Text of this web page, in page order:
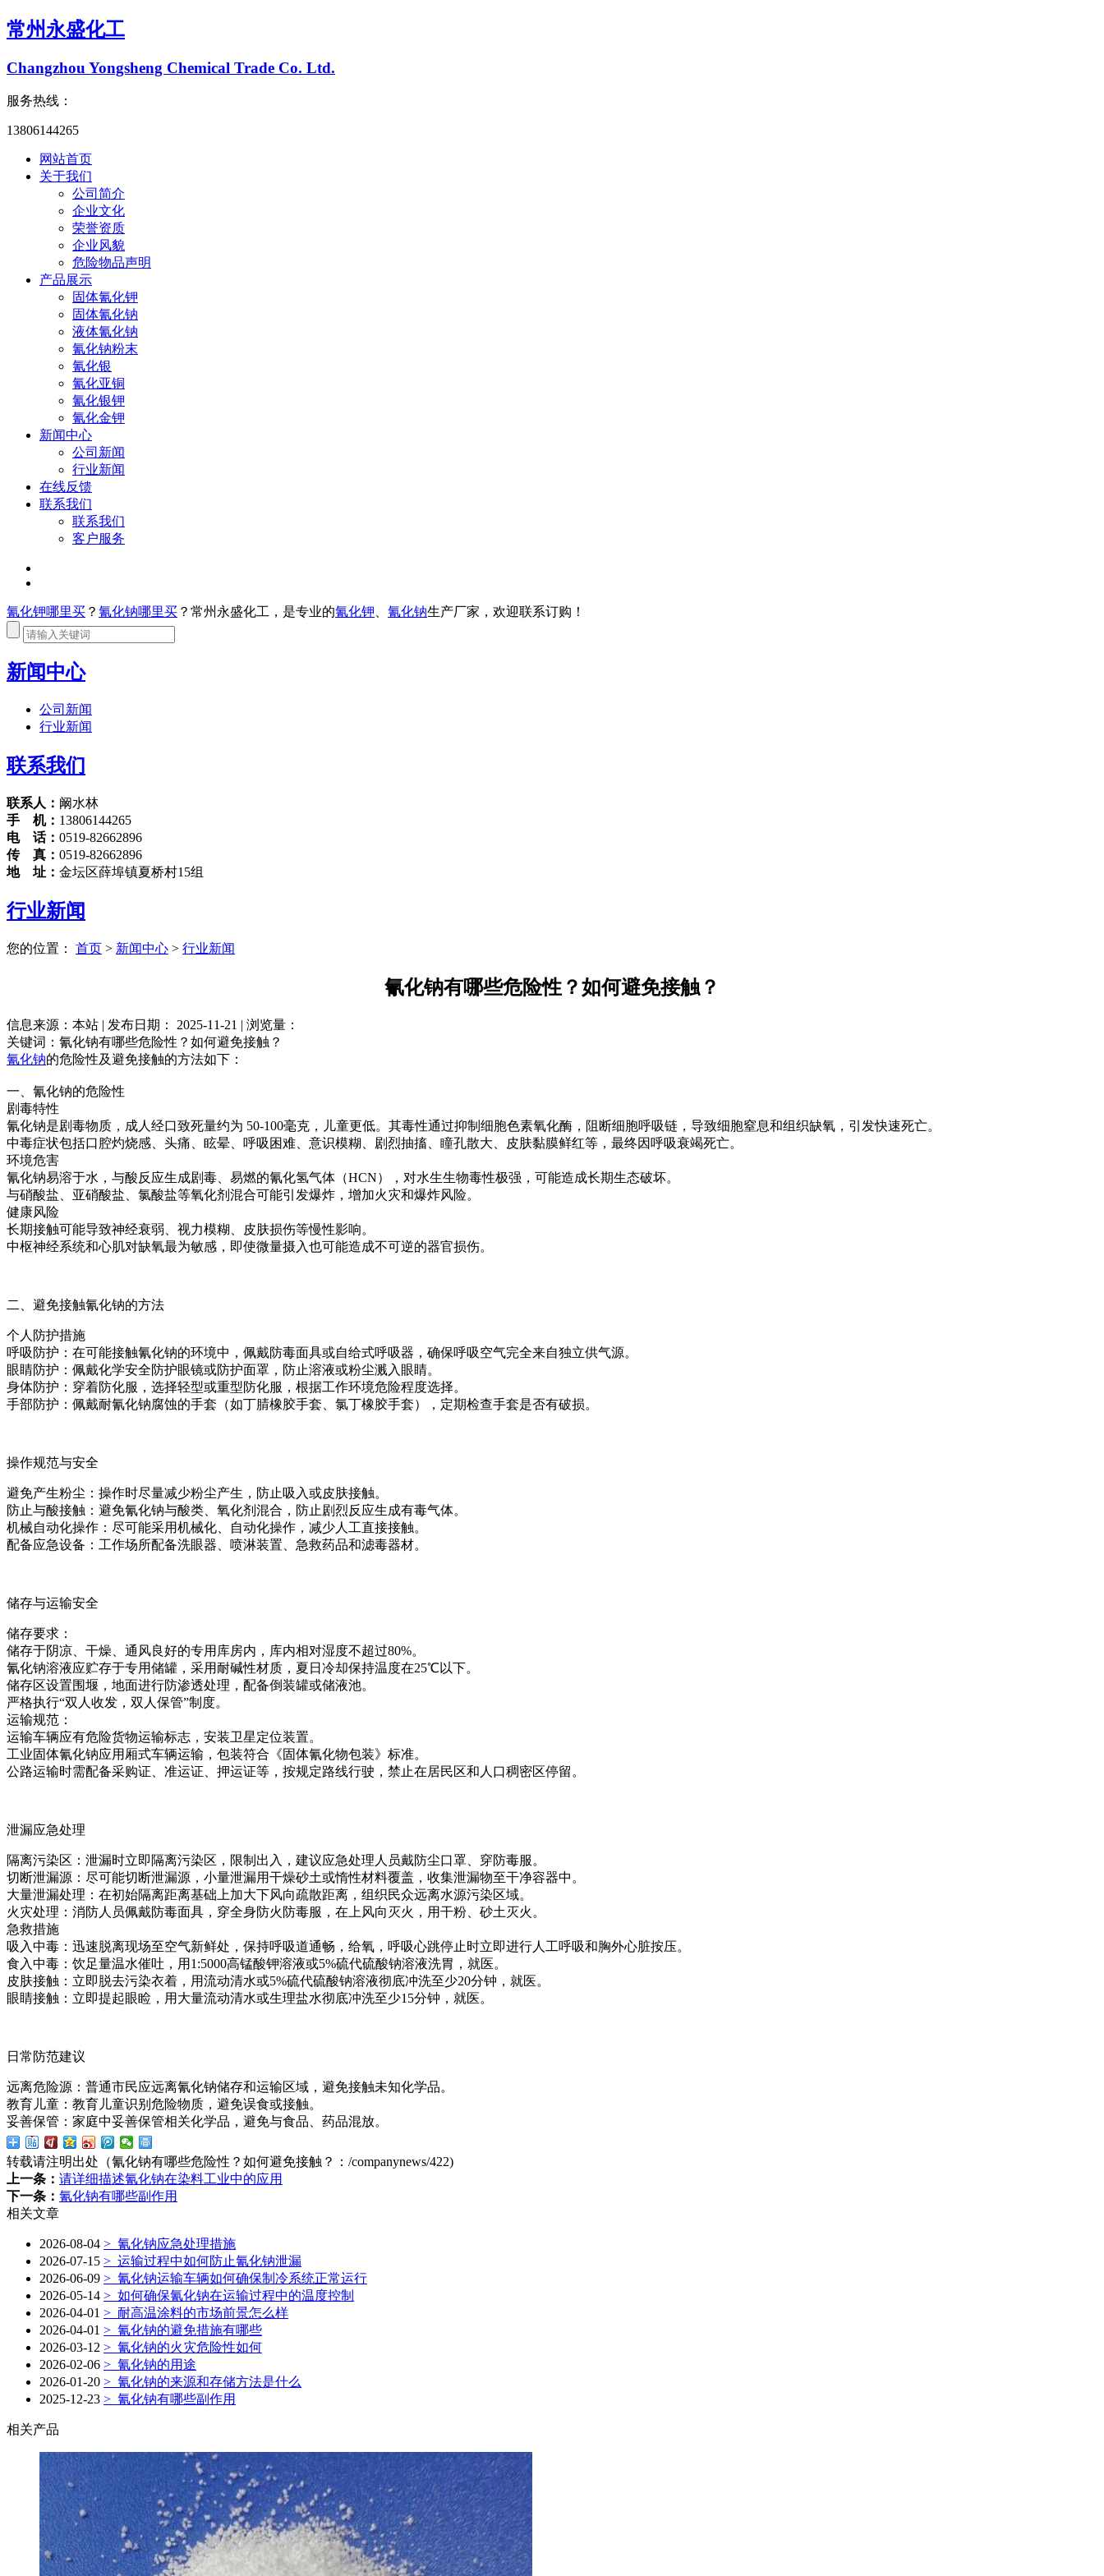
常州永盛化工
Changzhou Yongsheng Chemical Trade Co. Ltd.
服务热线：
13806144265
网站首页
关于我们
公司简介
企业文化
荣誉资质
企业风貌
危险物品声明
产品展示
固体氰化钾
固体氰化钠
液体氰化钠
氰化钠粉末
氰化银
氰化亚铜
氰化银钾
氰化金钾
新闻中心
公司新闻
行业新闻
在线反馈
联系我们
联系我们
客户服务
氰化钾哪里买 ？ 氰化钠哪里买 ？常州永盛化工，是专业的氰化钾 氰化钠生产厂家，欢迎联系订购！
新闻中心
公司新闻
行业新闻
联系我们
联系人： 阚水林
手 机： 13806144265
电 话： 0519-82662896
传 真： 0519-82662896
地 址： 金坛区薛埠镇夏桥村15组
行业新闻
您的位置： 首页 > 新闻中心 > 行业新闻
氰化钠有哪些危险性？如何避免接触？
信息来源：本站 | 发布日期： 2025-11-21 | 浏览量：
关键词：氰化钠有哪些危险性？如何避免接触？
氰化钠的危险性及避免接触的方法如下：
一、氰化钠的危险性
剧毒特性
氰化钠是剧毒物质，成人经口致死量约为 50-100毫克，儿童更低。其毒性通过抑制细胞色素氧化酶，阻断细胞呼吸链，导致细胞窒息和组织缺氧，引发快速死亡。
中毒症状包括口腔灼烧感、头痛、眩晕、呼吸困难、意识模糊、剧烈抽搐、瞳孔散大、皮肤黏膜鲜红等，最终因呼吸衰竭死亡。
环境危害
氰化钠易溶于水，与酸反应生成剧毒、易燃的氰化氢气体（HCN），对水生生物毒性极强，可能造成长期生态破坏。
与硝酸盐、亚硝酸盐、氯酸盐等氧化剂混合可能引发爆炸，增加火灾和爆炸风险。
健康风险
长期接触可能导致神经衰弱、视力模糊、皮肤损伤等慢性影响。
中枢神经系统和心肌对缺氧最为敏感，即使微量摄入也可能造成不可逆的器官损伤。
二、避免接触氰化钠的方法
个人防护措施
呼吸防护：在可能接触氰化钠的环境中，佩戴防毒面具或自给式呼吸器，确保呼吸空气完全来自独立供气源。
眼睛防护：佩戴化学安全防护眼镜或防护面罩，防止溶液或粉尘溅入眼睛。
身体防护：穿着防化服，选择轻型或重型防化服，根据工作环境危险程度选择。
手部防护：佩戴耐氰化钠腐蚀的手套（如丁腈橡胶手套、氯丁橡胶手套），定期检查手套是否有破损。
操作规范与安全
避免产生粉尘：操作时尽量减少粉尘产生，防止吸入或皮肤接触。
防止与酸接触：避免氰化钠与酸类、氧化剂混合，防止剧烈反应生成有毒气体。
机械自动化操作：尽可能采用机械化、自动化操作，减少人工直接接触。
配备应急设备：工作场所配备洗眼器、喷淋装置、急救药品和滤毒器材。
储存与运输安全
储存要求：
储存于阴凉、干燥、通风良好的专用库房内，库内相对湿度不超过80%。
氰化钠溶液应贮存于专用储罐，采用耐碱性材质，夏日冷却保持温度在25℃以下。
储存区设置围堰，地面进行防渗透处理，配备倒装罐或储液池。
严格执行“双人收发，双人保管”制度。
运输规范：
运输车辆应有危险货物运输标志，安装卫星定位装置。
工业固体氰化钠应用厢式车辆运输，包装符合《固体氰化物包装》标准。
公路运输时需配备采购证、准运证、押运证等，按规定路线行驶，禁止在居民区和人口稠密区停留。
泄漏应急处理
隔离污染区：泄漏时立即隔离污染区，限制出入，建议应急处理人员戴防尘口罩、穿防毒服。
切断泄漏源：尽可能切断泄漏源，小量泄漏用干燥砂土或惰性材料覆盖，收集泄漏物至干净容器中。
大量泄漏处理：在初始隔离距离基础上加大下风向疏散距离，组织民众远离水源污染区域。
火灾处理：消防人员佩戴防毒面具，穿全身防火防毒服，在上风向灭火，用干粉、砂土灭火。
急救措施
吸入中毒：迅速脱离现场至空气新鲜处，保持呼吸道通畅，给氧，呼吸心跳停止时立即进行人工呼吸和胸外心脏按压。
食入中毒：饮足量温水催吐，用1:5000高锰酸钾溶液或5%硫代硫酸钠溶液洗胃，就医。
皮肤接触：立即脱去污染衣着，用流动清水或5%硫代硫酸钠溶液彻底冲洗至少20分钟，就医。
眼睛接触：立即提起眼睑，用大量流动清水或生理盐水彻底冲洗至少15分钟，就医。
日常防范建议
远离危险源：普通市民应远离氰化钠储存和运输区域，避免接触未知化学品。
教育儿童：教育儿童识别危险物质，避免误食或接触。
妥善保管：家庭中妥善保管相关化学品，避免与食品、药品混放。
转载请注明出处（氰化钠有哪些危险性？如何避免接触？： /companynews/422)
上一条： 请详细描述氰化钠在染料工业中的应用
下一条： 氰化钠有哪些副作用
相关文章
2026-08-04 > 氰化钠应急处理措施
2026-07-15 > 运输过程中如何防止氰化钠泄漏
2026-06-09 > 氰化钠运输车辆如何确保制冷系统正常运行
2026-05-14 > 如何确保氰化钠在运输过程中的温度控制
2026-04-01 > 耐高温涂料的市场前景怎么样
2026-04-01 > 氰化钠的避免措施有哪些
2026-03-12 > 氰化钠的火灾危险性如何
2026-02-06 > 氰化钠的用途
2026-01-20 > 氰化钠的来源和存储方法是什么
2025-12-23 > 氰化钠有哪些副作用
相关产品